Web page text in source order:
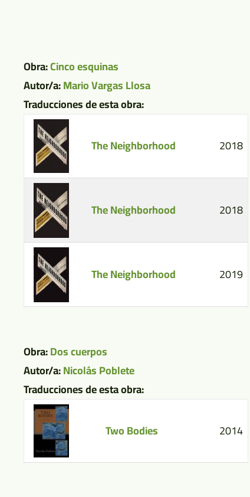
Obra:Cinco esquinas
Autor/a:Mario Vargas Llosa
Traducciones de esta obra:
The Neighborhood 2018
The Neighborhood 2018
The Neighborhood 2019
Obra:Dos cuerpos
Autor/a:Nicolás Poblete
Traducciones de esta obra:
Two Bodies 2014